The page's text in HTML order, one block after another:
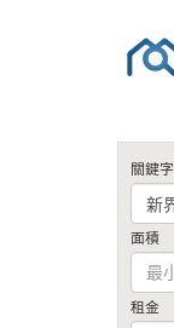
關鍵字
面積
租金